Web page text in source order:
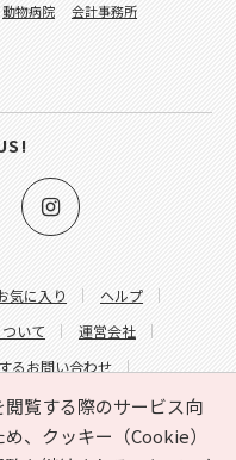
覧する際のサービス向
、クッキー（Cookie）
気に入り
ヘルプ
いて
運営会社
るお問い合わせ
問い合わせ
動物病院
会計事務所